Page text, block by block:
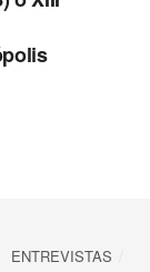
ENTREVISTAS